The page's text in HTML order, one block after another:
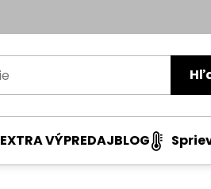
EXTRA VÝPREDAJBLOG